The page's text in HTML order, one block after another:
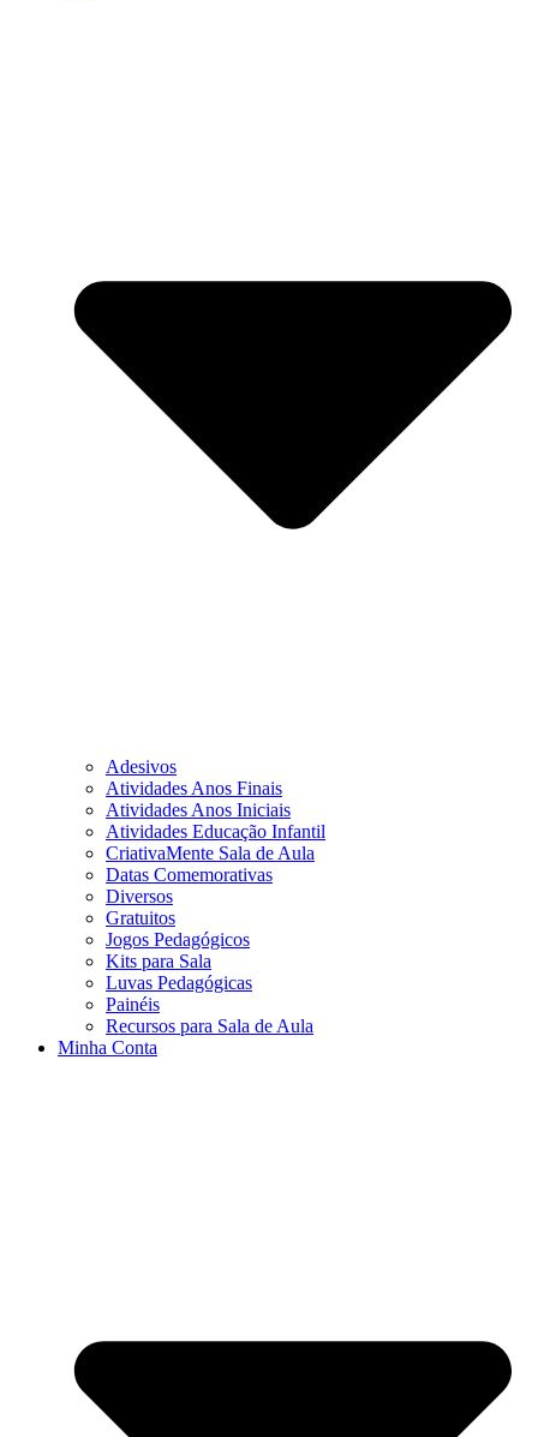
Adesivos
Atividades Anos Finais
Atividades Anos Iniciais
Atividades Educação Infantil
CriativaMente Sala de Aula
Datas Comemorativas
Diversos
Gratuitos
Jogos Pedagógicos
Kits para Sala
Luvas Pedagógicas
Painéis
Recursos para Sala de Aula
Minha Conta